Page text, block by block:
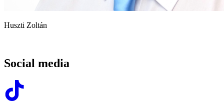
Huszti Zoltán
Social media